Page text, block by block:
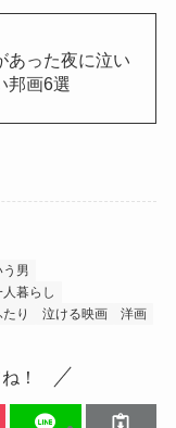
あった夜に泣い
邦画6選
う男
人暮らし
り 泣ける映画 洋画
！